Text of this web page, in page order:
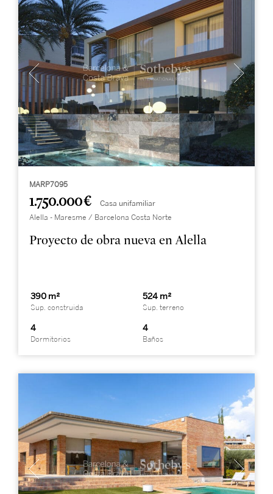
MARP7095
1.750.000 € Casa unifamiliar
Alella - Maresme / Barcelona Costa Norte
Proyecto de obra nueva en Alella
390 m²
Sup. construida
524 m²
Sup. terreno
4
Dormitorios
4
Baños